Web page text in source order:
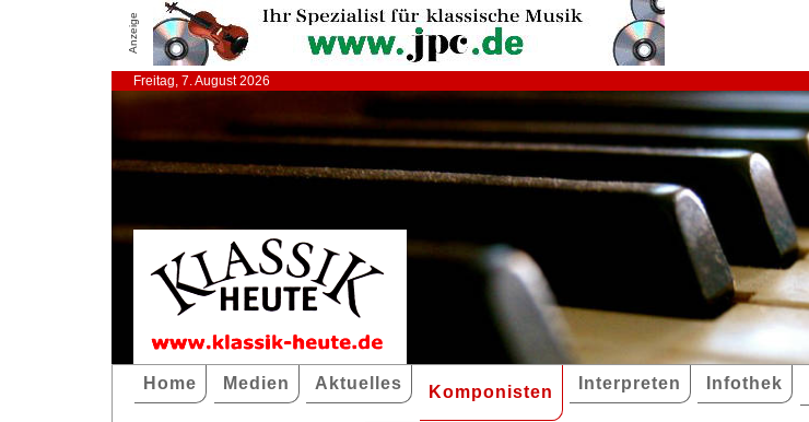
Anzeige
Freitag, 7. August 2026
Home Medien Aktuelles Komponisten Interpreten Infothek